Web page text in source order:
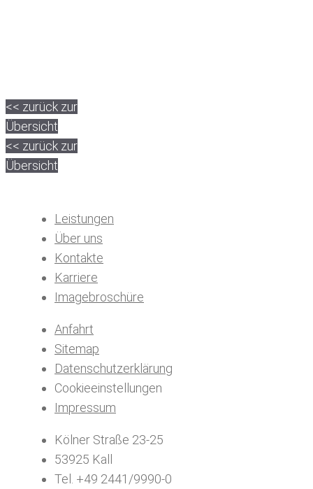
<< zurück zur
Übersicht
<< zurück zur
Übersicht
Leistungen
Über uns
Kontakte
Karriere
Imagebroschüre
Anfahrt
Sitemap
Datenschutzerklärung
Cookieeinstellungen
Impressum
Kölner Straße 23-25
53925 Kall
Tel. +49 2441/9990-0